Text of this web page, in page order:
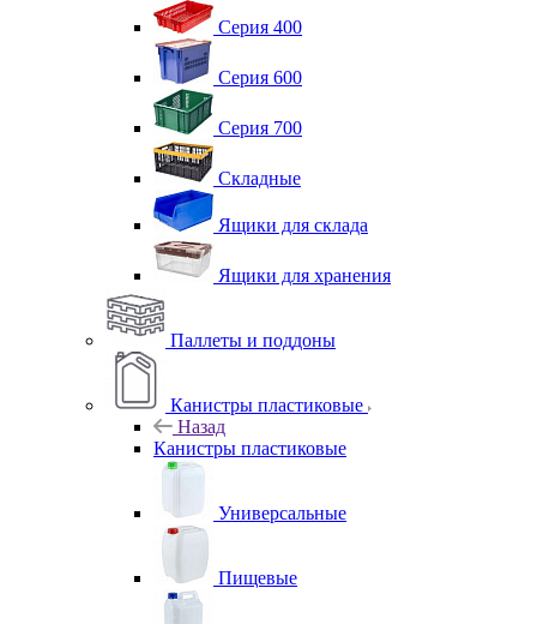
Серия 400
Серия 600
Серия 700
Складные
Ящики для склада
Ящики для хранения
Паллеты и поддоны
Канистры пластиковые
Назад
Канистры пластиковые
Универсальные
Пищевые